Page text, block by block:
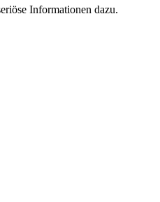
Informationen dazu.